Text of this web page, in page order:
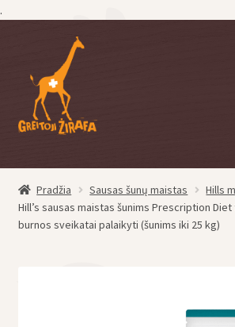
.
meniu
turinio
Pradžia Sausas šunų maistas
Hills
Hill’s sausas maistas šunims Prescription
burnos sveikatai palaikyti (šunims iki 25 kg)